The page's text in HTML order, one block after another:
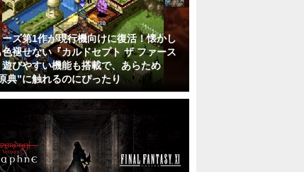
ーズ第1作が現行機向けに復活！懐かし
色褪せない『カルドセプト ザ ファース
遊びやすい機能も搭載で、あらため
典”に触れるのにぴったり